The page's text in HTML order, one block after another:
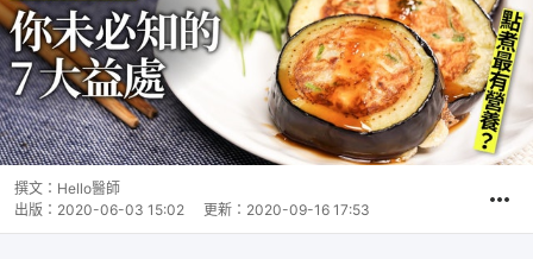
撰文： Hello醫師
出版： 2020-06-03 15:02 更新： 2020-09-16 17:53